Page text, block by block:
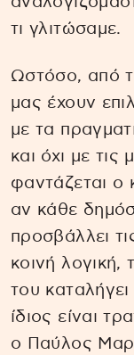
τι γλιτώσαμε.
Ωστόσο, από
μας έχουν
με τα
και όχι με
φαντάζεται ο
αν κάθε
προσβάλλει
κοινή λογική,
του καταλήγει
ίδιος είναι
ο Παύλος